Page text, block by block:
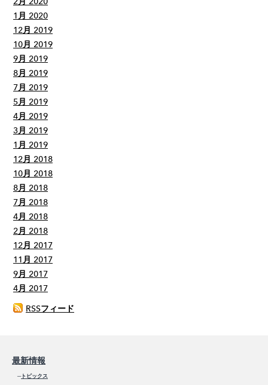
1月 2020
12月 2019
10月 2019
9月 2019
8月 2019
7月 2019
5月 2019
4月 2019
3月 2019
1月 2019
12月 2018
10月 2018
8月 2018
7月 2018
4月 2018
2月 2018
12月 2017
11月 2017
9月 2017
4月 2017
RSSフィード
最新情報
─トピックス